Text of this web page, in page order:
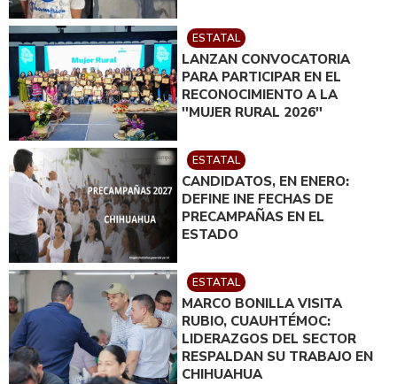
ESTATAL
LANZAN CONVOCATORIA
PARA PARTICIPAR EN EL
RECONOCIMIENTO A LA
''MUJER RURAL 2026''
ESTATAL
CANDIDATOS, EN ENERO:
DEFINE INE FECHAS DE
PRECAMPAÑAS EN EL
ESTADO
ESTATAL
MARCO BONILLA VISITA
RUBIO, CUAUHTÉMOC:
LIDERAZGOS DEL SECTOR
RESPALDAN SU TRABAJO EN
CHIHUAHUA